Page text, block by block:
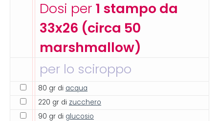
Dosi per 1 stampo da
33x26 (circa 50
marshmallow)
per lo sciroppo
80 gr di acqua
220 gr di zucchero
90 gr di glucosio